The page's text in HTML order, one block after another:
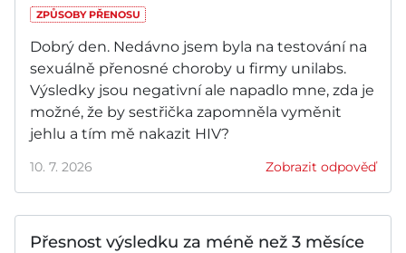
ZPŮSOBY PŘENOSU
Dobrý den. Nedávno jsem byla na testování na
sexuálně přenosné choroby u firmy unilabs.
Výsledky jsou negativní ale napadlo mne, zda je
možné, že by sestřička zapomněla vyměnit
jehlu a tím mě nakazit HIV?
10. 7. 2026 Zobrazit odpověď
Přesnost výsledku za méně než 3 měsíce